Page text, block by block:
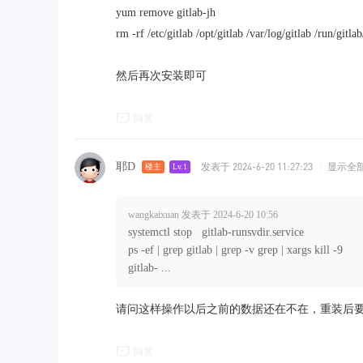
yum remove gitlab-jh
rm -rf /etc/gitlab /opt/gitlab /var/log/gitlab /run/
然后再次安装即可
耶D 楼主 Lv.1 发表于 2024-6-20 11:27:23 显示全
wangkaixuan 发表于 2024-6-20 10:56
systemctl stop gitlab-runsvdir.service
ps -ef | grep gitlab | grep -v grep | xargs kill -9
gitlab- ...
请问这样操作以后之前的数据还在不在，重装后